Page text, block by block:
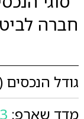
גודל הנכסים
מדד שארפ: